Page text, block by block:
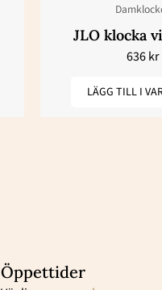
JLO klocka
636kr
LÄGG TILL I
Öppettider